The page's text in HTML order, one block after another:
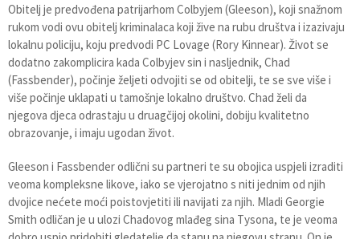
Obitelj je predvođena patrijarhom Colbyjem (Gleeson), koji snažnom
rukom vodi ovu obitelj kriminalaca koji žive na rubu društva i izazivaju
lokalnu policiju, koju predvodi PC Lovage (Rory Kinnear). Život se
dodatno zakomplicira kada Colbyjev sin i nasljednik, Chad
(Fassbender), počinje željeti odvojiti se od obitelji, te se sve više i
više počinje uklapati u tamošnje lokalno društvo. Chad želi da
njegova djeca odrastaju u druagčijoj okolini, dobiju kvalitetno
obrazovanje, i imaju ugodan život.
Gleeson i Fassbender odlični su partneri te su obojica uspjeli izraditi
veoma kompleksne likove, iako se vjerojatno s niti jednim od njih
dvojice nećete moći poistovjetiti ili navijati za njih. Mladi Georgie
Smith odličan je u ulozi Chadovog mlađeg sina Tysona, te je veoma